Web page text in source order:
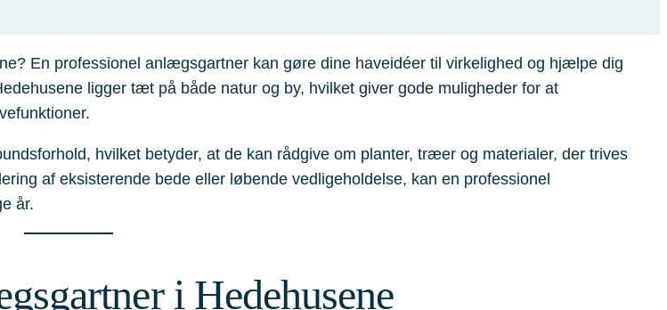
En professionel anlægsgartner kan gøre dine haveidéer til virkelighed og hjælpe dig
ligger tæt på både natur og by, hvilket giver gode muligheder for at
hvilket betyder, at de kan rådgive om planter, træer og materialer, der trives
af eksisterende bede eller løbende vedligeholdelse, kan en professionel
år.
i Hedehusene